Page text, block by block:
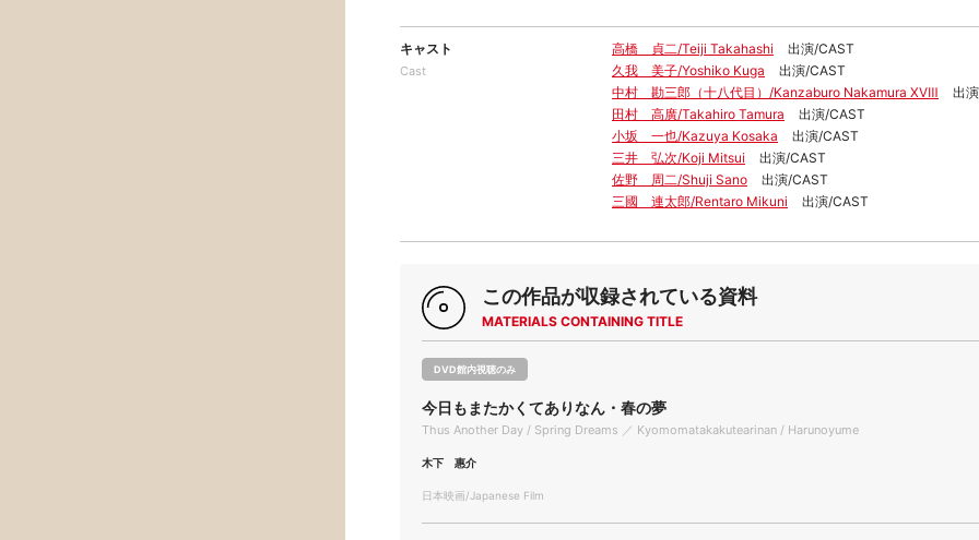
キャスト
Cast
高橋 貞二/Teiji Takahashi
出演/CAST
久我 美子/Yoshiko Kuga
出演/CAST
中村 勘三郎（十八代目）/Kanzaburo Nakamura ⅩⅧ
出
田村 高廣/Takahiro Tamura
出演/CAST
小坂 一也/Kazuya Kosaka
出演/CAST
三井 弘次/Koji Mitsui
出演/CAST
佐野 周二/Shuji Sano
出演/CAST
三國 連太郎/Rentaro Mikuni
出演/CAST
この作品が収録されている資料
MATERIALS CONTAINING TITLE
DVD館内視聴のみ
今日もまたかくてありなん・春の夢
Thus Another Day / Spring Dreams ／ Kyomomatakakutearinan / Harunoyume
木下 惠介
日本映画/Japanese Film